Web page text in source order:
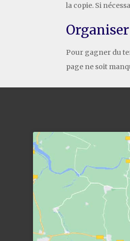
la copie. Si
Pour gagner du
page ne soit